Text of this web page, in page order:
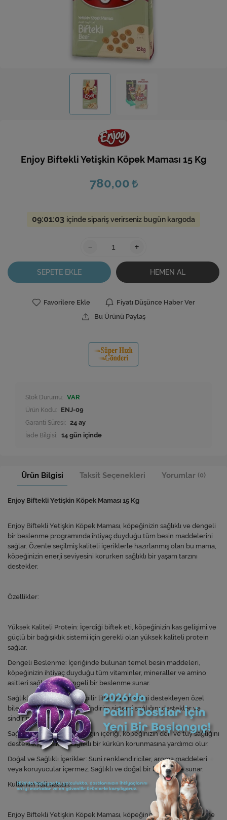
Ev Hediyeleri
Yeni İş Hediyeleri
Mutfak
Enjoy Biftekli Yetişkin Köpek Maması 15 Kg
780,00
09:01:03 içinde sipariş verirseniz bugün kargoda
- +
SEPETE EKLE HEMEN AL
Favorilere Ekle
Fiyatı Düşünce Haber Ver
Bu Ürünü Paylaş
Stok Durumu: VAR
Ürün Kodu: ENJ-09
Garanti Süresi: 24 ay
İade Bilgisi:
Ürün Bilgisi Taksit Seçenekleri Yorumlar (0)
Enjoy Biftekli Yetişkin Köpek Maması 15 Kg
Enjoy Biftekli Yetişkin Köpek Maması, köpeğinizin sağlıklı ve dengeli
bir beslenme programında ihtiyaç duyduğu tüm besin maddelerini
sağlar. Özenle seçilmiş kaliteli içeriklerle hazırlanmış olan bu mama,
köpeğinizin enerji seviyesini korurken sağlıklı bir yaşam tarzını
destekler.
Özellikler:
Yüksek Kaliteli Protein: İçerdiği biftek eti, köpeğinizin kas gelişimi ve
güçlü bir bağışıklık sistemi için gerekli olan yüksek kaliteli protein
sağlar.
Dengeli Beslenme: İçeriğinde bulunan temel besin maddeleri,
köpeğinizin ihtiyaç duyduğu tüm vitaminler, mineraller ve amino
asitleri sağlayarak dengeli bir beslenme sunar.
Sağlıklı Sindirim: Sindirilebilir lifler ve sindirimi destekleyen özel
bileşenler içerir, böylece sindirim sistemi sağlığını destekler ve
sindirim sorunlarını azaltır.
Sağlıklı Deri ve Tüyler: Zengin içeriği, köpeğinizin deri ve tüy sağlığını
destekler, parlak ve sağlıklı bir kürkün korunmasına yardımcı olur.
Doğal ve Sağlıklı İçerikler: Suni renklendiriciler, aroma maddeleri
veya koruyucular içermez. Sağlıklı ve doğal bir beslenme sunar.
Kullanım Talimatları:
Enjoy Biftekli Yetişkin Köpek Maması, köpeğinizin günlük beslenme